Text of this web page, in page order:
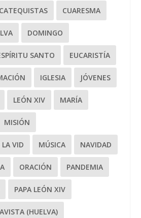
CATEQUISTAS CUARESMA
DOMINGO
SANTO EUCARISTÍA
IGLESIA JÓVENES
LEÓN XIV MARÍA
MISIÓN
VID MÚSICA NAVIDAD
ORACIÓN PANDEMIA
PAPA LEÓN XIV
(HUELVA)